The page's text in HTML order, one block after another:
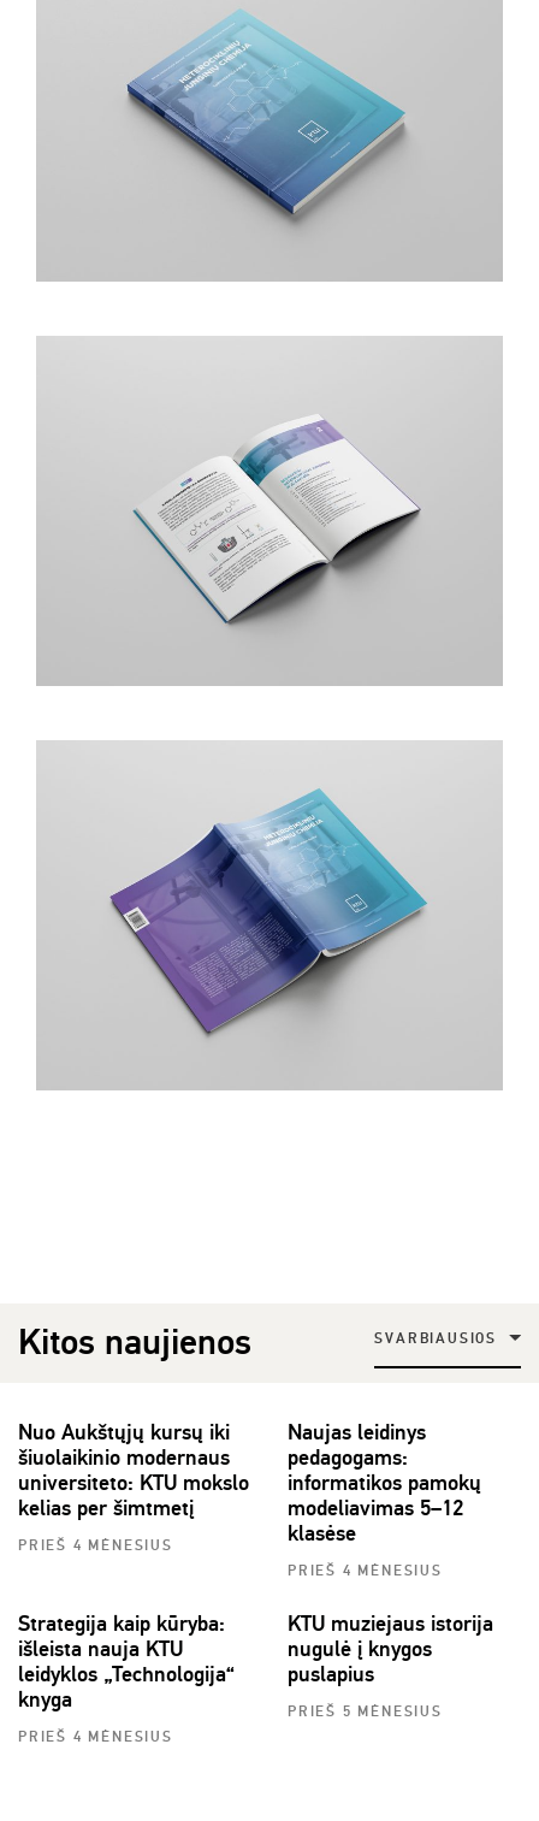
Kitos naujienos SVARBIAUSIOS
Nuo Aukštųjų kursų iki
šiuolaikinio modernaus
universiteto: KTU mokslo
kelias per šimtmetį
PRIEŠ 4 MĖNESIUS
Naujas leidinys
pedagogams:
informatikos pamokų
modeliavimas 5–12
klasėse
PRIEŠ 4 MĖNESIUS
Strategija kaip kūryba:
išleista nauja KTU
leidyklos „Technologija“
knyga
PRIEŠ 4 MĖNESIUS
KTU muziejaus istorija
nugulė į knygos
puslapius
PRIEŠ 5 MĖNESIUS